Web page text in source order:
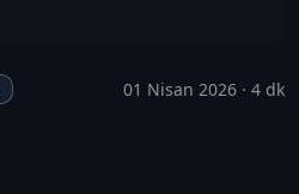
01 Nisan 2026 · 4 dk